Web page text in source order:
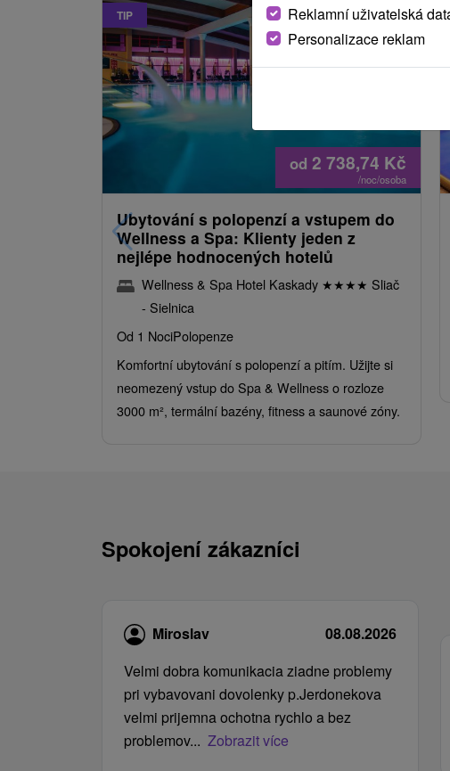
TIP
od 2 738,74 Kč
/noc/osoba
Ubytování s polopenzí a vstupem do
Wellness a Spa: Klienty jeden z
nejlépe hodnocených hotelů
Wellness & Spa Hotel Kaskady ★★★★ Sliač
- Sielnica
Od 1 NociPolopenze
Komfortní ubytování s polopenzí a pitím. Užijte si
neomezený vstup do Spa & Wellness o rozloze
3000 m², termální bazény, fitness a saunové zóny.
Spokojení zákazníci
Miroslav
08.08.2026
Velmi dobra komunikacia ziadne problemy
pri vybavovani dovolenky p.Jerdonekova
velmi prijemna ochotna rychlo a bez
problemov... Zobrazit více
Reklamní uživatelská
Personalizace reklam